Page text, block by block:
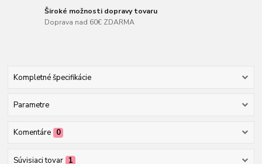
Široké možnosti dopravy tovaru
Doprava nad 60€ ZDARMA
Kompletné špecifikácie
Parametre
Komentáre 0
Súvisiaci tovar 1